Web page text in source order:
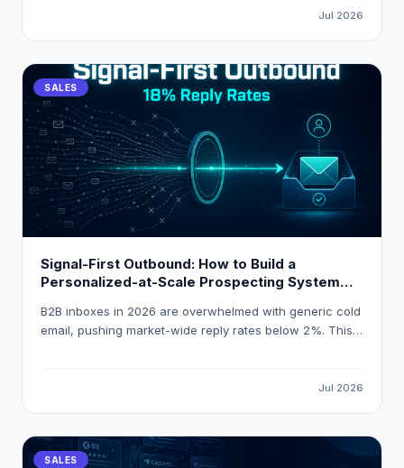
traffic into verified decision-maker contacts, applies
LeadOcean and Eaglet by PlusClouds.
Jul 2026
SALES
Signal-First Outbound: How to Build a
Personalized-at-Scale Prospecting System
B2B inboxes in 2026 are overwhelmed with generic cold
email, pushing market-wide reply rates below 2%. This
18% reply rates by triggering outreach on real buyingJul 2026
SALES